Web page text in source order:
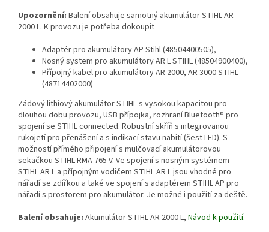
Upozornění: Balení obsahuje samotný akumulátor STIHL AR
2000 L. K provozu je potřeba dokoupit
Adaptér pro akumulátory AP Stihl (48504400505),
Nosný system pro akumulátory AR L STIHL (48504900400),
Přípojný kabel pro akumulátory AR 2000, AR 3000 STIHL
(48714402000)
Zádový lithiový akumulátor STIHL s vysokou kapacitou pro
dlouhou dobu provozu, USB přípojka, rozhraní Bluetooth® pro
spojení se STIHL connected. Robustní skříň s integrovanou
rukojetí pro přenášení a s indikací stavu nabití (šest LED). S
možností přímého připojení s mulčovací akumulátorovou
sekačkou STIHL RMA 765 V. Ve spojení s nosným systémem
STIHL AR L a přípojným vodičem STIHL AR L jsou vhodné pro
nářadí se zdířkou a také ve spojení s adaptérem STIHL AP pro
nářadí s prostorem pro akumulátor. Je možné i použití za deště.
Balení obsahuje: Akumulátor STIHL AR 2000 L, Návod k použití.